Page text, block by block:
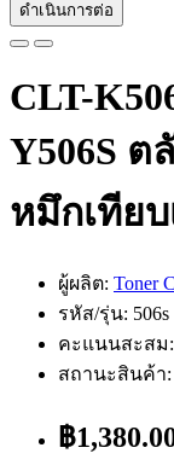
ดำเนินการต่อ
CLT-
Y506S
หมึกเทียบ
ผู้ผลิต: Toner
รหัส/รุ่น: 506s
คะแนนสะสม:
สถานะสินค้า:
฿